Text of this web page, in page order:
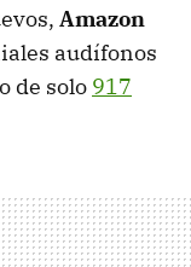
Amazon
audífonos
de solo 917